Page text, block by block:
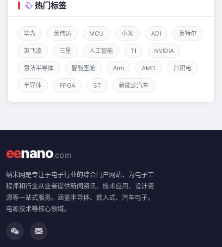
热门标签
华为 英伟达 MCU 小米 ADI 英特尔
英飞凌 三星 人工智能 TI NVIDIA
意法半导体 智能座舱 Arm AMD 台积电
半导体 FPGA ST 新能源汽车
eenano.com
纳米网是专注于电子行业的综合门户网站，为电子工
程师和行业从业者提供新闻资讯、技术应用、设计资
源等一站式服务。涵盖半导体、嵌入式、汽车电子、
电源技术等核心领域。